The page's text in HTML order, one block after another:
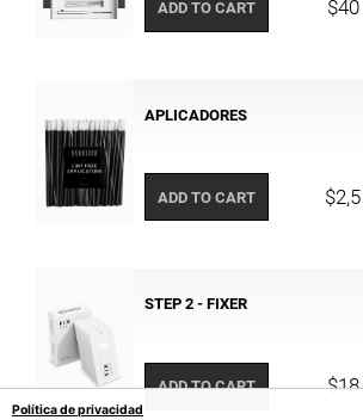
ADD TO CART $40
APLICADORES
ADD TO CART $2,5
STEP 2 - FIXER
ADD TO CART $18
Política de privacidad